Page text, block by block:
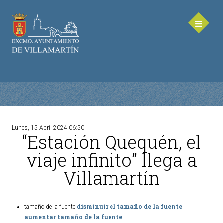
AYUNTAMIENTO
Saluda de la Alcaldesa
Equipo de Gobierno
Delegaciones Municipales
Teléfonos de contacto
Lunes, 15 Abril 2024 06:50
“Estación Quequén, el
viaje infinito” llega a
Villamartín
tamaño de la fuente disminuir el tamaño de la fuente
aumentar tamaño de la fuente